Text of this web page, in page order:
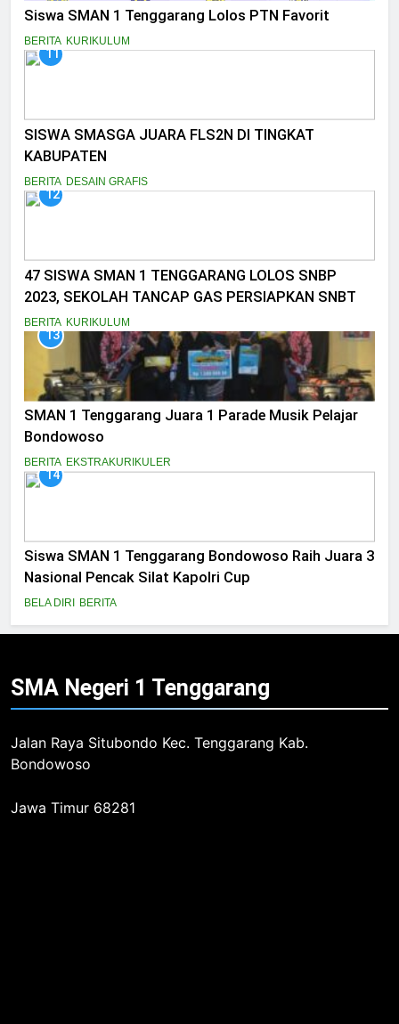
Siswa SMAN 1 Tenggarang Lolos PTN Favorit
BERITA KURIKULUM
11
SISWA SMASGA JUARA FLS2N DI TINGKAT
KABUPATEN
BERITA DESAIN GRAFIS
12
47 SISWA SMAN 1 TENGGARANG LOLOS SNBP
2023, SEKOLAH TANCAP GAS PERSIAPKAN SNBT
BERITA KURIKULUM
13
SMAN 1 Tenggarang Juara 1 Parade Musik Pelajar
Bondowoso
BERITA EKSTRAKURIKULER
14
Siswa SMAN 1 Tenggarang Bondowoso Raih Juara 3
Nasional Pencak Silat Kapolri Cup
BELA DIRI BERITA
SMA Negeri 1 Tenggarang
Jalan Raya Situbondo Kec. Tenggarang Kab.
Bondowoso
Jawa Timur 68281